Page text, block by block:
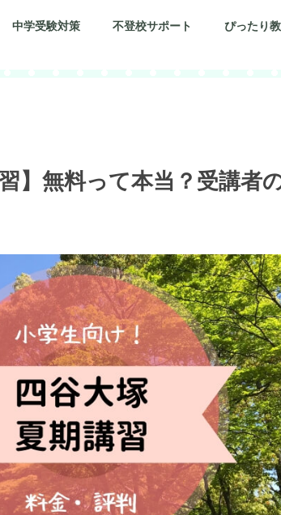
中学受験対策 不登校サポート ぴったり
】無料って本当？受講者